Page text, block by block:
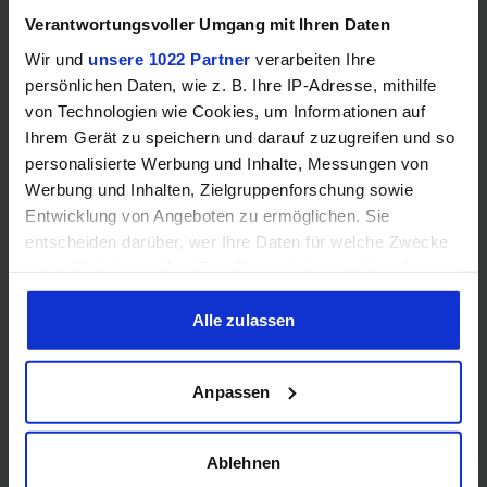
Verantwortungsvoller Umgang mit Ihren Daten
Wir und unsere 1022 Partner verarbeiten Ihre
persönlichen Daten, wie z. B. Ihre IP-Adresse, mithilfe
von Technologien wie Cookies, um Informationen auf
Ihrem Gerät zu speichern und darauf zuzugreifen und so
personalisierte Werbung und Inhalte, Messungen von
Werbung und Inhalten, Zielgruppenforschung sowie
Entwicklung von Angeboten zu ermöglichen. Sie
entscheiden darüber, wer Ihre Daten für welche Zwecke
Cookie-Erklärung oder durch Klicken auf das Privacy
Trigger Symbol ändern oder widerrufen
Informationen über Ihre geografische Lage erfassen,
welche bis auf einige Meter genau sein können
Ihr Gerät durch aktives Scannen nach bestimmten
Alle zulassen
Anpassen
Ablehnen
GEWINNSPIEL
Gewinne einen MSI Gaming PC mit RTX 5070
Ti!!
Bis zum 21. August hast du die Chance, bei unserem
Gewinnspiel einen MSI Gaming-PC zu gewinnen. Die
Komponenten, den Zusammenbau, die Spiele-Benchmarks
und den
Jetzt teilnehmen!